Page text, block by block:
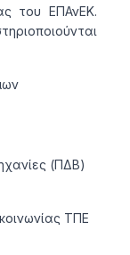
του ΕΠΑνΕΚ.
(ΠΔΒ)
ΤΠΕ